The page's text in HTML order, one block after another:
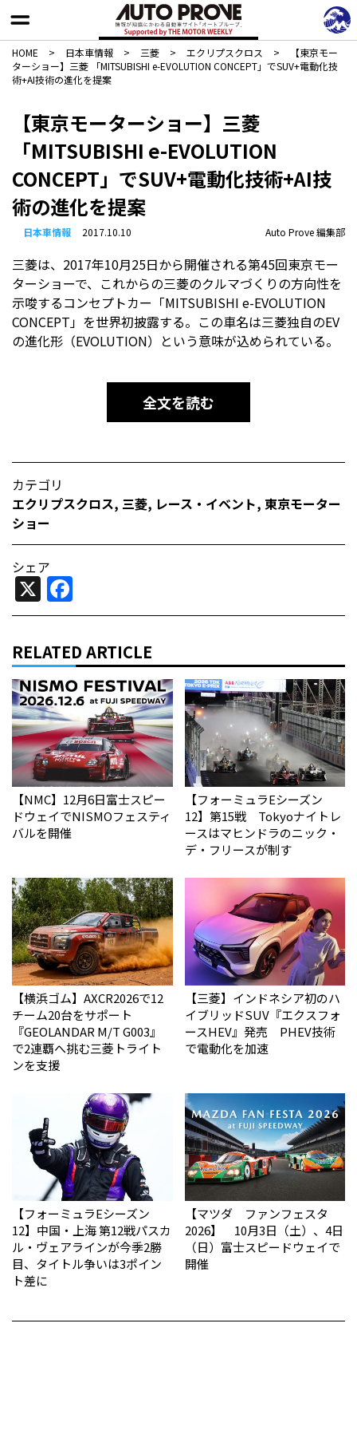
HOME > 日本車情報​ > 三菱 > エクリプスクロス >
【東京モー
ターショー】三菱 「MITSUBISHI e-EVOLUTION CONCEPT」でSUV+電動化技
術+AI技術の進化を提案
【東京モーターショー】三菱
「MITSUBISHI e-EVOLUTION
CONCEPT」でSUV+電動化技術+AI技
術の進化を提案
日本車情報​ 2017.10.10 Auto Prove 編集部
三菱は、2017年10月25日から開催される第45回東京モー
ターショーで、これからの三菱のクルマづくりの方向性を
示唆するコンセプトカー「MITSUBISHI e-EVOLUTION
CONCEPT」を世界初披露する。この車名は三菱独自のEV
の進化形（EVOLUTION）という意味が込められている。
全文を読む
カテゴリ
エクリプスクロス, 三菱, レース・イベント, 東京モーター
ショー
シェア
X
RELATED ARTICLE
【NMC】12月6日富士スピー
ドウェイでNISMOフェスティ
バルを開催
【フォーミュラEシーズン
12】第15戦 Tokyoナイトレ
ースはマヒンドラのニック・
デ・フリースが制す
【横浜ゴム】AXCR2026で12
チーム20台をサポート
『GEOLANDAR M/T G003』
で2連覇へ挑む三菱トライト
ンを支援
【三菱】インドネシア初のハ
イブリッドSUV『エクスフォ
ースHEV』発売 PHEV技術
で電動化を加速
【フォーミュラEシーズン
12】中国・上海 第12戦パスカ
ル・ヴェアラインが今季2勝
目、タイトル争いは3ポイン
ト差に
【マツダ ファンフェスタ
2026】 10月3日（土）、4日
（日）富士スピードウェイで
開催